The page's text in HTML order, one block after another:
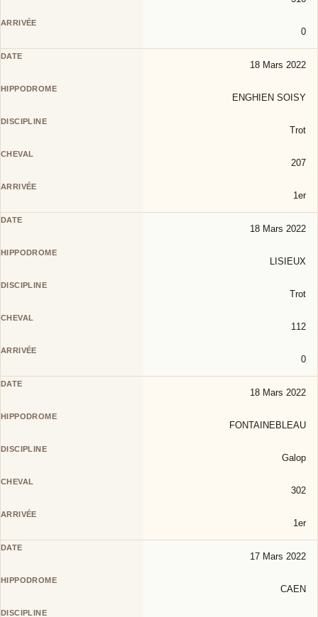
0
18 Mars 2022
ENGHIEN SOISY
Trot
207
1er
18 Mars 2022
LISIEUX
Trot
112
0
18 Mars 2022
FONTAINEBLEAU
Galop
302
1er
17 Mars 2022
CAEN